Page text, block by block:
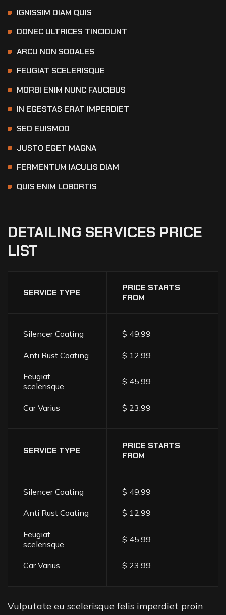
IGNISSIM DIAM QUIS
DONEC ULTRICES TINCIDUNT
ARCU NON SODALES
FEUGIAT SCELERISQUE
MORBI ENIM NUNC FAUCIBUS
IN EGESTAS ERAT IMPERDIET
SED EUISMOD
JUSTO EGET MAGNA
FERMENTUM IACULIS DIAM
QUIS ENIM LOBORTIS
DETAILING SERVICES PRICE
LIST
SERVICE TYPE
PRICE STARTS
FROM
Silencer Coating $ 49.99
Anti Rust Coating $ 12.99
Feugiat
scelerisque
$ 45.99
Car Varius $ 23.99
SERVICE TYPE
PRICE STARTS
FROM
Silencer Coating $ 49.99
Anti Rust Coating $ 12.99
Feugiat
scelerisque
$ 45.99
Car Varius $ 23.99
Vulputate eu scelerisque felis imperdiet proin